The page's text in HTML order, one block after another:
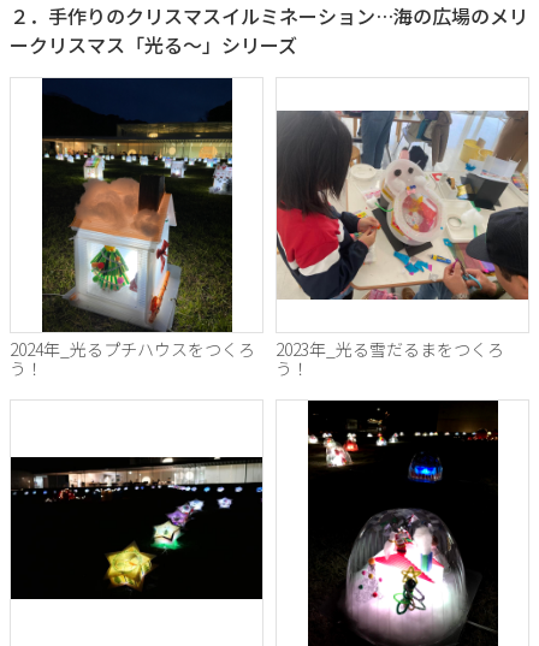
２．手作りのクリスマスイルミネーション…海の広場のメリ
ークリスマス「光る～」シリーズ
2024年_光るプチハウスをつくろ
う！
2023年_光る雪だるまをつくろ
う！